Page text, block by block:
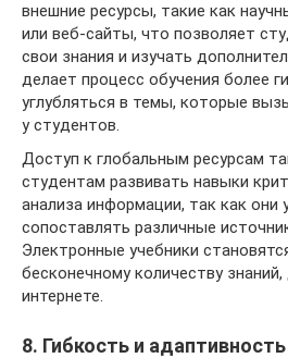
внешние ресурсы, такие как
или веб-сайты, что позволяет
свои знания и изучать
делает процесс обучения более
углубляться в темы, которые
у студентов.
Доступ к глобальным ресурсам
студентам развивать навыки
анализа информации, так как они
сопоставлять различные
Электронные учебники
бесконечному количеству
интернете.
8. Гибкость и адаптивность